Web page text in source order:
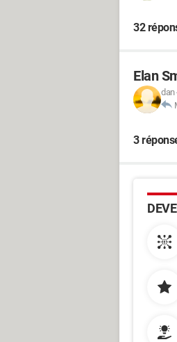
32
Elan
dan
3